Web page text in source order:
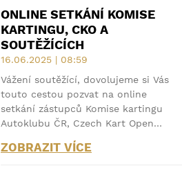
ONLINE SETKÁNÍ KOMISE
KARTINGU, CKO A
SOUTĚŽÍCÍCH
16.06.2025 | 08:59
Vážení soutěžící, dovolujeme si Vás
touto cestou pozvat na online
setkání zástupců Komise kartingu
Autoklubu ČR, Czech Kart Open…
ZOBRAZIT VÍCE